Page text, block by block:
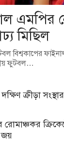
এমপির
মিছিল
বিশ্বকাপের
ফুটবল…
ক্রীড়া
জয়